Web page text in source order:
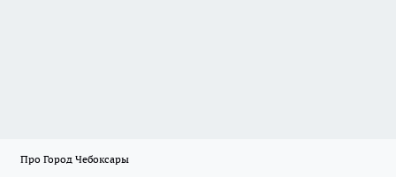
Про Город Чебоксары